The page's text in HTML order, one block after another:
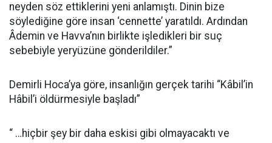
neyden söz ettiklerini yeni anlamıştı. Dinin bize
söylediğine göre insan ‘cennette’ yaratıldı. Ardından
Âdemin ve Havva’nın birlikte işledikleri bir suç
sebebiyle yeryüzüne gönderildiler.”
Demirli Hoca’ya göre, insanlığın gerçek tarihi “Kâbil’in
Hâbil’i öldürmesiyle başladı”
“ …hiçbir şey bir daha eskisi gibi olmayacaktı ve